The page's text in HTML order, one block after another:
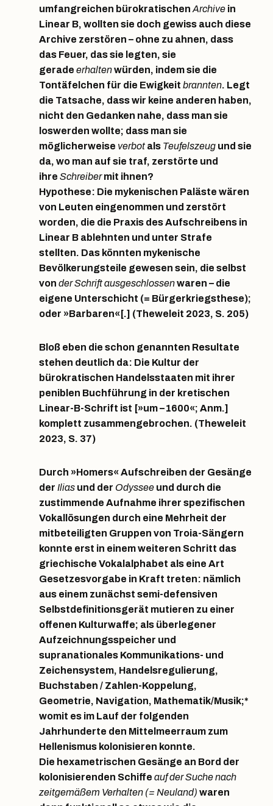
umfangreichen bürokratischen Archivein
Linear B, wollten sie doch gewiss auch diese
Archive zerstören – ohne zu ahnen, dass
das Feuer, das sie legten, sie
gerade erhaltenwürden, indem sie die
Tontäfelchen für die Ewigkeit brannten. Legt
die Tatsache, dass wir keine anderen haben,
nicht den Gedanken nahe, dass man sie
loswerden wollte; dass man sie
möglicherweise verbotals Teufelszeugund sie
da, wo man auf sie traf, zerstörte und
ihre Schreibermit ihnen?
Hypothese: Die mykenischen Paläste wären
von Leuten eingenommen und zerstört
worden, die die Praxis des Aufschreibens in
Linear B ablehnten und unter Strafe
stellten. Das könnten mykenische
Bevölkerungsteile gewesen sein, die selbst
von der Schrift ausgeschlossenwaren – die
eigene Unterschicht (= Bürgerkriegsthese);
oder »Barbaren«[.] (Theweleit 2023, S. 205)
Bloß eben die schon genannten Resultate
stehen deutlich da: Die Kultur der
bürokratischen Handelsstaaten mit ihrer
peniblen Buchführung in der kretischen
Linear-B-Schrift ist [»um –1600«; Anm.]
komplett zusammengebrochen. (Theweleit
2023, S. 37)
Durch »Homers« Aufschreiben der Gesänge
der Iliasund der Odysseeund durch die
zustimmende Aufnahme ihrer spezifischen
Vokallösungen durch eine Mehrheit der
mitbeteiligten Gruppen von Troia-Sängern
konnte erst in einem weiteren Schritt das
griechische Vokalalphabet als eine Art
Gesetzesvorgabe in Kraft treten: nämlich
aus einem zunächst semi-defensiven
Selbstdefinitionsgerät mutieren zu einer
offenen Kulturwaffe; als überlegener
Aufzeichnungsspeicher und
supranationales Kommunikations- und
Zeichensystem, Handelsregulierung,
Buchstaben / Zahlen-Koppelung,
Geometrie, Navigation, Mathematik/Musik;*
womit es im Lauf der folgenden
Jahrhunderte den Mittelmeerraum zum
Hellenismus kolonisieren konnte.
Die hexametrischen Gesänge an Bord der
kolonisierenden Schiffe auf der Suche nach
zeitgemäßem Verhalten (= Neuland) waren